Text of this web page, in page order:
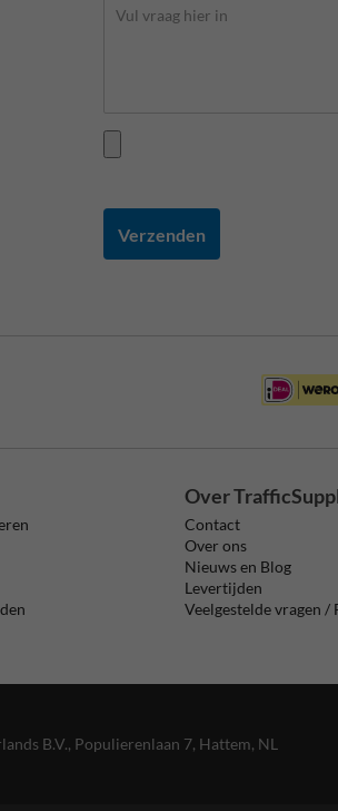
Verzenden
Over
Contact
Over ons
Nieuws en Blog
Levertijden
Veelgestelde vragen /
B.V., Populierenlaan 7, Hattem, NL